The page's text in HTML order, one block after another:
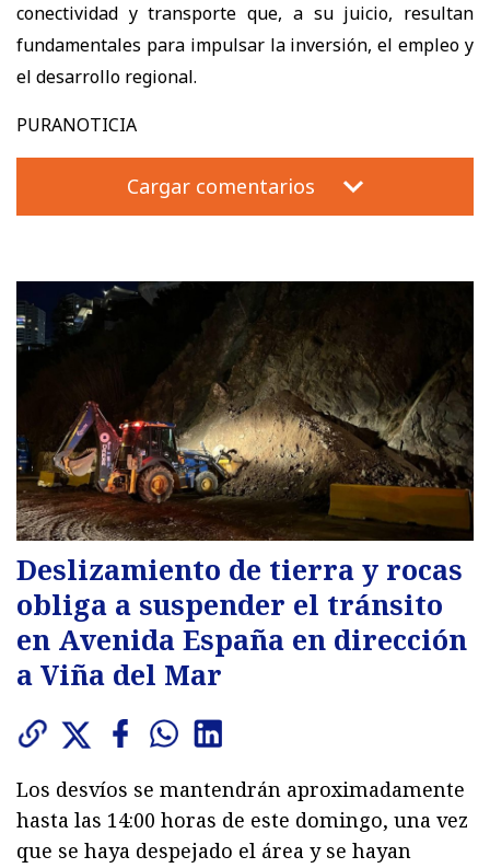
conectividad y transporte que, a su juicio, resultan
fundamentales para impulsar la inversión, el empleo y
el desarrollo regional.
PURANOTICIA
Cargar comentarios
Deslizamiento de tierra y rocas
obliga a suspender el tránsito
en Avenida España en dirección
a Viña del Mar
Los desvíos se mantendrán aproximadamente
hasta las 14:00 horas de este domingo, una vez
que se haya despejado el área y se hayan